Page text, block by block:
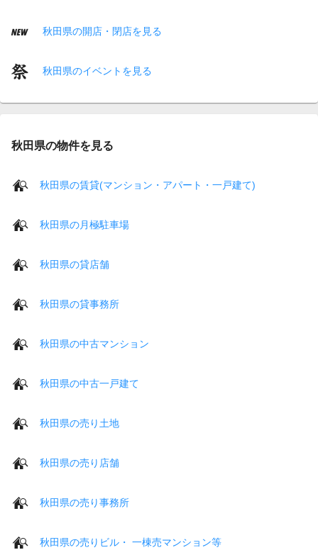
秋田県の開店・閉店を見る
秋田県のイベントを見る
秋田県の物件を見る
秋田県の賃貸(マンション・アパート・一戸建て)
秋田県の月極駐車場
秋田県の貸店舗
秋田県の貸事務所
秋田県の中古マンション
秋田県の中古一戸建て
秋田県の売り土地
秋田県の売り店舗
秋田県の売り事務所
秋田県の売りビル・ 一棟売マンション等